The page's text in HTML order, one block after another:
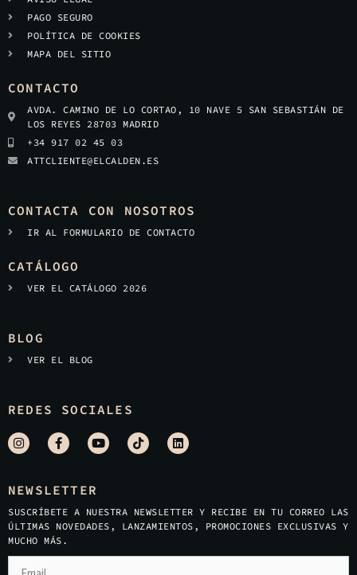
PAGO SEGURO
POLÍTICA DE COOKIES
MAPA DEL SITIO
CONTACTO
AVDA. CAMINO DE LO CORTAO, 10 NAVE 5 SAN SEBASTIÁN DE
LOS REYES 28703 MADRID
+34 917 02 45 03
ATTCLIENTE@ELCALDEN.ES
CONTACTA CON NOSOTROS
IR AL FORMULARIO DE CONTACTO
CATÁLOGO
VER EL CATÁLOGO 2026
BLOG
VER EL BLOG
REDES SOCIALES
NEWSLETTER
SUSCRÍBETE A NUESTRA NEWSLETTER Y RECIBE EN TU CORREO LAS
ÚLTIMAS NOVEDADES, LANZAMIENTOS, PROMOCIONES EXCLUSIVAS Y
MUCHO MÁS.